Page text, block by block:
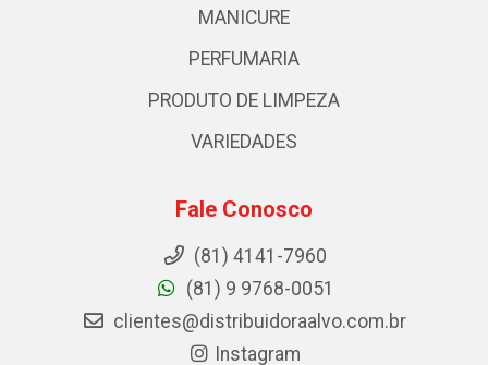
MANICURE
PERFUMARIA
PRODUTO DE LIMPEZA
VARIEDADES
Fale Conosco
(81) 4141-7960
(81) 9 9768-0051
clientes@distribuidoraalvo.com.br
Instagram